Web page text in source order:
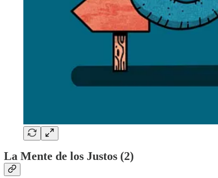
La Mente de los Justos (2)